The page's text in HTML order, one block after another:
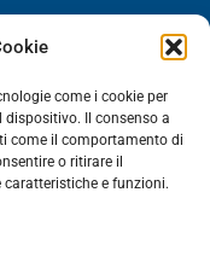
come i cookie per
Il consenso a
come il comportamento di
o ritirare il
e funzioni.